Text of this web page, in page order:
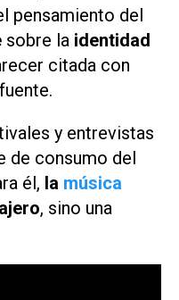
pensamiento del
sobre la identidad
citada con
y entrevistas
de consumo del
él, la música
, sino una